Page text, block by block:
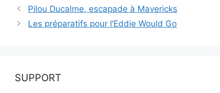
Pilou Ducalme, escapade à Mavericks
Les préparatifs pour l’Eddie Would Go
SUPPORT